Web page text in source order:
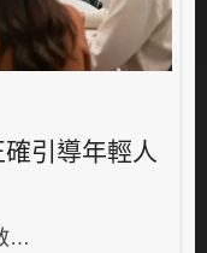
引導年輕人
…